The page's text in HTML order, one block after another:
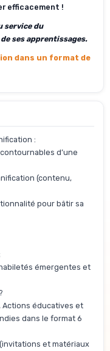
efficacement !
service du
ses apprentissages.
dans un format de
:
d’une
(contenu,
pour bâtir sa
émergentes et
éducatives et
dans le format 6
et matériaux